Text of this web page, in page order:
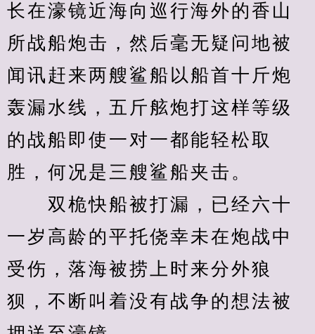
长在濠镜近海向巡行海外的香山
所战船炮击，然后毫无疑问地被
闻讯赶来两艘鲨船以船首十斤炮
轰漏水线，五斤舷炮打这样等级
的战船即使一对一都能轻松取
胜，何况是三艘鲨船夹击。
双桅快船被打漏，已经六十
一岁高龄的平托侥幸未在炮战中
受伤，落海被捞上时来分外狼
狈，不断叫着没有战争的想法被